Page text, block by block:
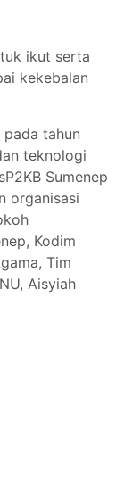
ikut serta
kekebalan
pada tahun
teknologi
Sumenep
organisasi
Kodim
Tim
Aisyiah